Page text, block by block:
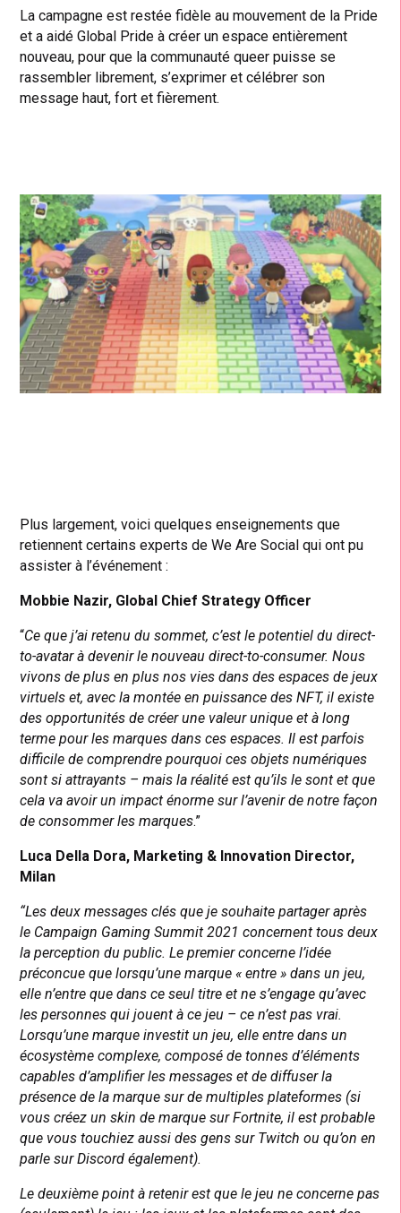
La campagne est restée fidèle au mouvement de la Pride
et a aidé Global Pride à créer un espace entièrement
nouveau, pour que la communauté queer puisse se
rassembler librement, s’exprimer et célébrer son
message haut, fort et fièrement.
Plus largement, voici quelques enseignements que
retiennent certains experts de We Are Social qui ont pu
assister à l’événement :
Mobbie Nazir, Global Chief Strategy Officer
“Ce que j’ai retenu du sommet, c’est le potentiel du direct-
to-avatar à devenir le nouveau direct-to-consumer. Nous
vivons de plus en plus nos vies dans des espaces de jeux
virtuels et, avec la montée en puissance des NFT, il existe
des opportunités de créer une valeur unique et à long
terme pour les marques dans ces espaces. Il est parfois
difficile de comprendre pourquoi ces objets numériques
sont si attrayants – mais la réalité est qu’ils le sont et que
cela va avoir un impact énorme sur l’avenir de notre façon
de consommer les marques.”
Luca Della Dora, Marketing & Innovation Director,
Milan
“Les deux messages clés que je souhaite partager après
le Campaign Gaming Summit 2021 concernent tous deux
la perception du public. Le premier concerne l’idée
préconcue que lorsqu’une marque « entre » dans un jeu,
elle n’entre que dans ce seul titre et ne s’engage qu’avec
les personnes qui jouent à ce jeu – ce n’est pas vrai.
Lorsqu’une marque investit un jeu, elle entre dans un
écosystème complexe, composé de tonnes d’éléments
capables d’amplifier les messages et de diffuser la
présence de la marque sur de multiples plateformes (si
vous créez un skin de marque sur Fortnite, il est probable
que vous touchiez aussi des gens sur Twitch ou qu’on en
parle sur Discord également).
Le deuxième point à retenir est que le jeu ne concerne pas